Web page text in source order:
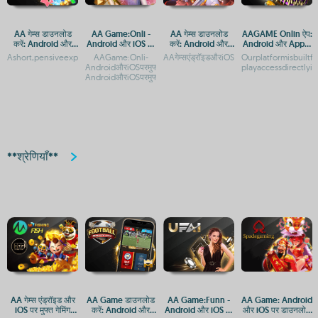
AA गेम्स डाउनलोड
करें: Android और
iOS के लिए मुफ्त गेमिंग
ऐप
AA Game:Onli -
Android और iOS पर
डाउनलोड करें
AAGame:Onli-
AndroidऔरiOSपरमुफ्तगेमिंगएपAAGame:Onli-
AndroidऔरiOSपरमुफ्तडाउनलोडऔरगेमिंगअनु
AA गेम्स डाउनलोड
करें: Android और
iOS पर मुफ्त गेमिंग एप
AAगेम्सएंड्रॉइडऔरiOSपरमुफ्तमेंडाउनलोडकरें
AAGAME Onlin ऐप:
Android और Apple
पर कैसे एक्सेस करें
**श्रेणियाँ**
AA गेम्स एंड्रॉइड और
iOS पर मुफ्त गेमिंग
AA Game डाउनलोड
करें: Android और
AA Game:Funn -
Android और iOS पर
AA Game: Android
और iOS पर डाउनलोड